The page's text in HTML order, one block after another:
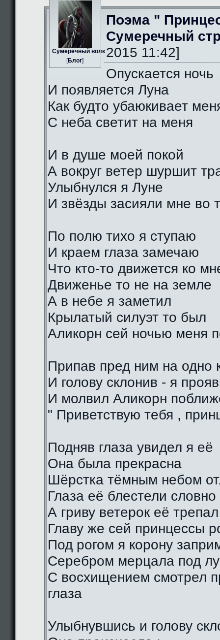
Сумеречный волк
[Блог]
Поэма "
Сумеречный
2015 11:42]
Опускается ночь
И появляется Луна
Как будто убаюкивает
С неба светит на меня
И в душе моей покой
А вокруг ветер шуршит
Улыбнулся я Луне
И звёзды засияли мне во
По полю тихо я ступаю
И краем глаза замечаю
Что кто-то движется ко
Движенье то не на земле
А в небе я заметил
Крылатый силуэт то был
Аликорн сей ночью меня
Припав пред ним на одно
И голову склонив - я
И молвил Аликорн
" Приветствую тебя ,
Подняв глаза увидел я её
Она была прекрасна
Шёрстка тёмным небом
Глаза её блестели
А гриву ветерок её трепал
Главу же сей принцессы
Под рогом я корону
Серебром мерцала под
С восхищением смотрел
глаза
Улыбнувшись и голову